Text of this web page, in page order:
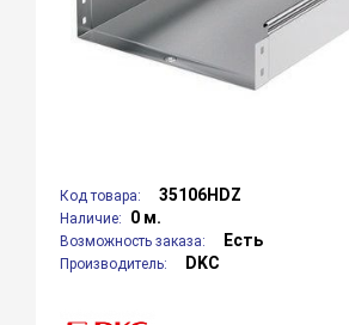
Код товара: 35106HDZ
Наличие: 0 м.
Возможность заказа: Есть
Производитель: DKC